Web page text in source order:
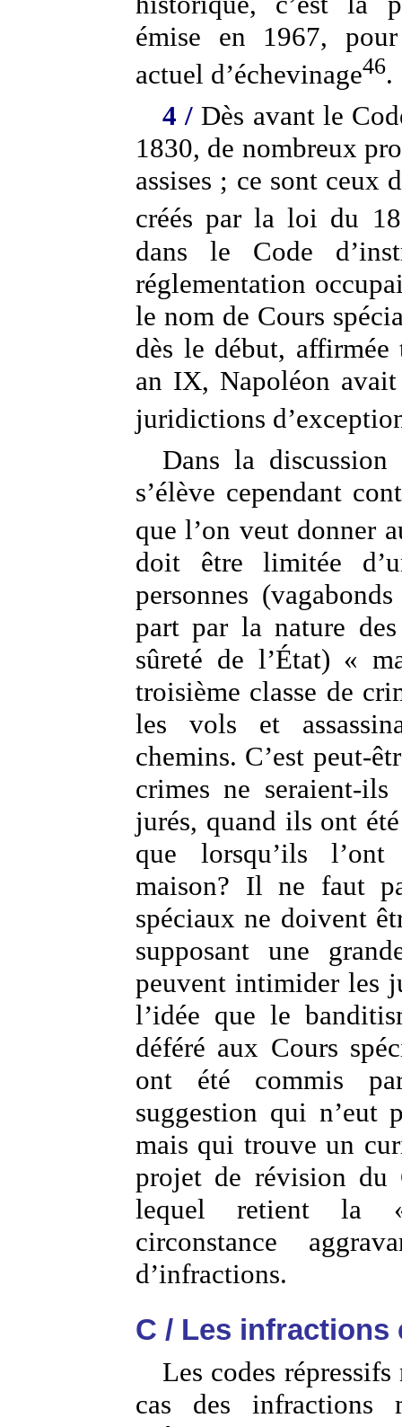
émise en 1967,
actuel d’échevinage46.
4 / Dès avant le
1830, de nombreux
assises ; ce sont ceux
créés par la loi du
dans le Code
réglementation
le nom de Cours
dès le début,
an IX, Napoléon
juridictions
Dans la
s’élève cependant
que l’on veut donner
doit être limitée
personnes
part par la nature
sûreté de l’État) «
troisième classe de
les vols et
chemins. C’est peut-
crimes ne seraient-
jurés, quand ils ont
que lorsqu’ils
maison? Il ne faut
spéciaux ne doivent
supposant une
peuvent intimider les
l’idée que le
déféré aux Cours
ont été commis
suggestion qui n’eut
mais qui trouve un
projet de révision du
lequel retient la
circonstance
d’infractions.
C / Les
Les codes
cas des infractions